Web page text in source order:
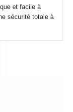
et facile à
sécurité totale à